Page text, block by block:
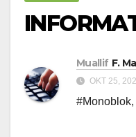
Muallif F.
OKT 25,
#Monoblok,